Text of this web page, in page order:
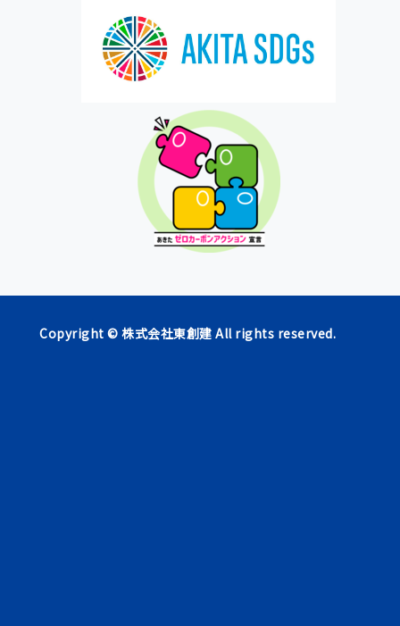
Copyright © 株式会社東創建 All rights reserved.